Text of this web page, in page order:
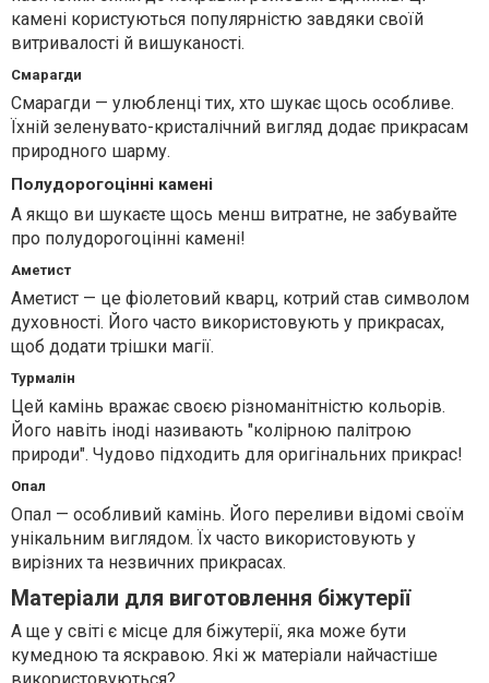
камені користуються популярністю завдяки своїй
витривалості й вишуканості.
Смарагди
Смарагди — улюбленці тих, хто шукає щось особливе.
Їхній зеленувато-кристалічний вигляд додає прикрасам
природного шарму.
Полудорогоцінні камені
А якщо ви шукаєте щось менш витратне, не забувайте
про полудорогоцінні камені!
Аметист
Аметист — це фіолетовий кварц, котрий став символом
духовності. Його часто використовують у прикрасах,
щоб додати трішки магії.
Турмалін
Цей камінь вражає своєю різноманітністю кольорів.
Його навіть іноді називають "колірною палітрою
природи". Чудово підходить для оригінальних прикрас!
Опал
Опал — особливий камінь. Його переливи відомі своїм
унікальним виглядом. Їх часто використовують у
вирізних та незвичних прикрасах.
Матеріали для виготовлення біжутерії
А ще у світі є місце для біжутерії, яка може бути
кумедною та яскравою. Які ж матеріали найчастіше